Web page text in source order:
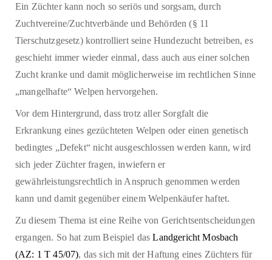
Ein Züchter kann noch so seriös und sorgsam, durch
Zuchtvereine/Zuchtverbände und Behörden (§ 11
Tierschutzgesetz) kontrolliert seine Hundezucht betreiben, es
geschieht immer wieder einmal, dass auch aus einer solchen
Zucht kranke und damit möglicherweise im rechtlichen Sinne
„mangelhafte“ Welpen hervorgehen.
Vor dem Hintergrund, dass trotz aller Sorgfalt die
Erkrankung eines gezüchteten Welpen oder einen genetisch
bedingtes „Defekt“ nicht ausgeschlossen werden kann, wird
sich jeder Züchter fragen, inwiefern er
gewährleistungsrechtlich in Anspruch genommen werden
kann und damit gegenüber einem Welpenkäufer haftet.
Zu diesem Thema ist eine Reihe von Gerichtsentscheidungen
ergangen. So hat zum Beispiel dasLandgericht Mosbach
(AZ: 1 T 45/07), das sich mit der Haftung eines Züchters für